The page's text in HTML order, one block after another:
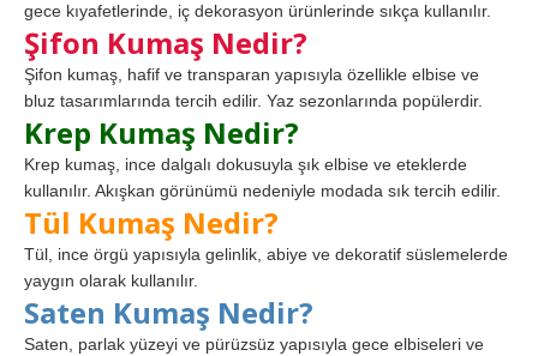
gece kıyafetlerinde, iç dekorasyon ürünlerinde sıkça kullanılır.
Şifon Kumaş Nedir?
Şifon kumaş, hafif ve transparan yapısıyla özellikle elbise ve
bluz tasarımlarında tercih edilir. Yaz sezonlarında popülerdir.
Krep Kumaş Nedir?
Krep kumaş, ince dalgalı dokusuyla şık elbise ve eteklerde
kullanılır. Akışkan görünümü nedeniyle modada sık tercih edilir.
Tül Kumaş Nedir?
Tül, ince örgü yapısıyla gelinlik, abiye ve dekoratif süslemelerde
yaygın olarak kullanılır.
Saten Kumaş Nedir?
Saten, parlak yüzeyi ve pürüzsüz yapısıyla gece elbiseleri ve